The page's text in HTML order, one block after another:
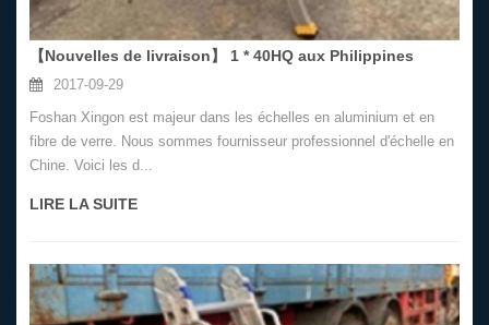
【Nouvelles de livraison】 1 * 40HQ aux Philippines
2017-09-29
Foshan Xingon est majeur dans les échelles en aluminium et en
fibre de verre. Nous sommes fournisseur professionnel d'échelle en
Chine. Voici les d...
LIRE LA SUITE